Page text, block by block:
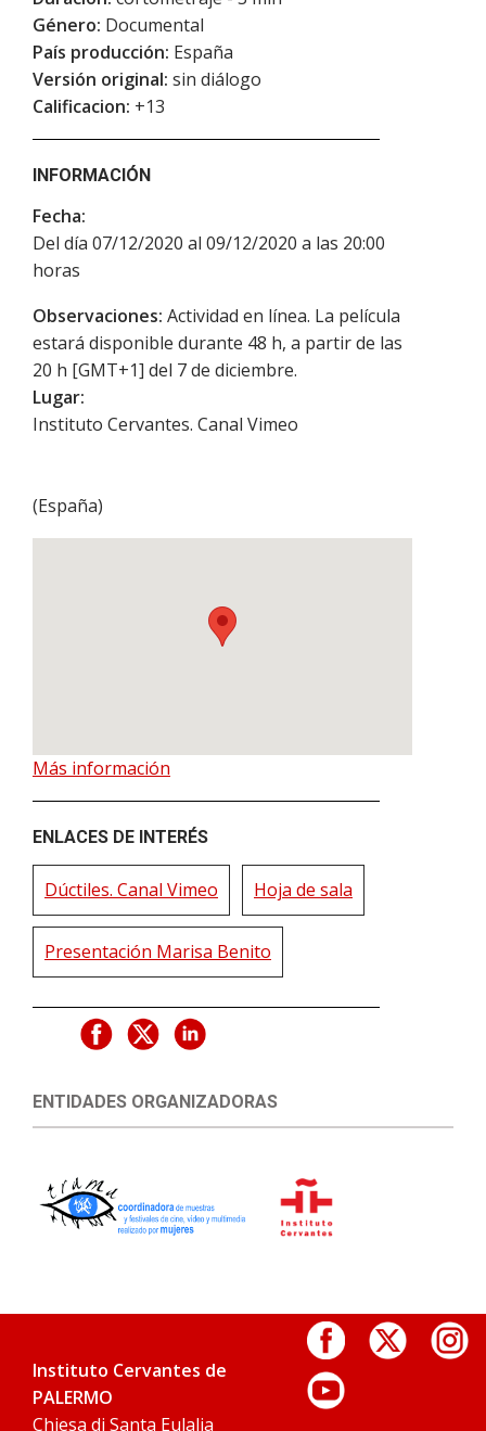
Género: Documental
País producción: España
Versión original: sin diálogo
Calificacion: +13
INFORMACIÓN
Fecha:
Del día 07/12/2020 al 09/12/2020 a las 20:00
horas
Observaciones: Actividad en línea. La película
estará disponible durante 48 h, a partir de las
20 h [GMT+1] del 7 de diciembre.
Lugar:
Instituto Cervantes. Canal Vimeo
(España)
Más información
ENLACES DE INTERÉS
Dúctiles. Canal Vimeo Hoja de sala
Presentación Marisa Benito
ENTIDADES ORGANIZADORAS
Instituto Cervantes de
PALERMO
Chiesa di Santa Eulalia